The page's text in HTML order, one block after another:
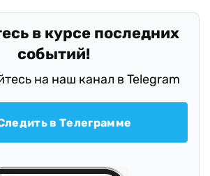
в курсе последних
событий!
на наш канал в Telegram
в Телеграмме